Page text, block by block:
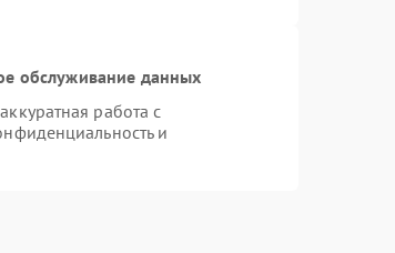
обслуживание данных
работа с
и